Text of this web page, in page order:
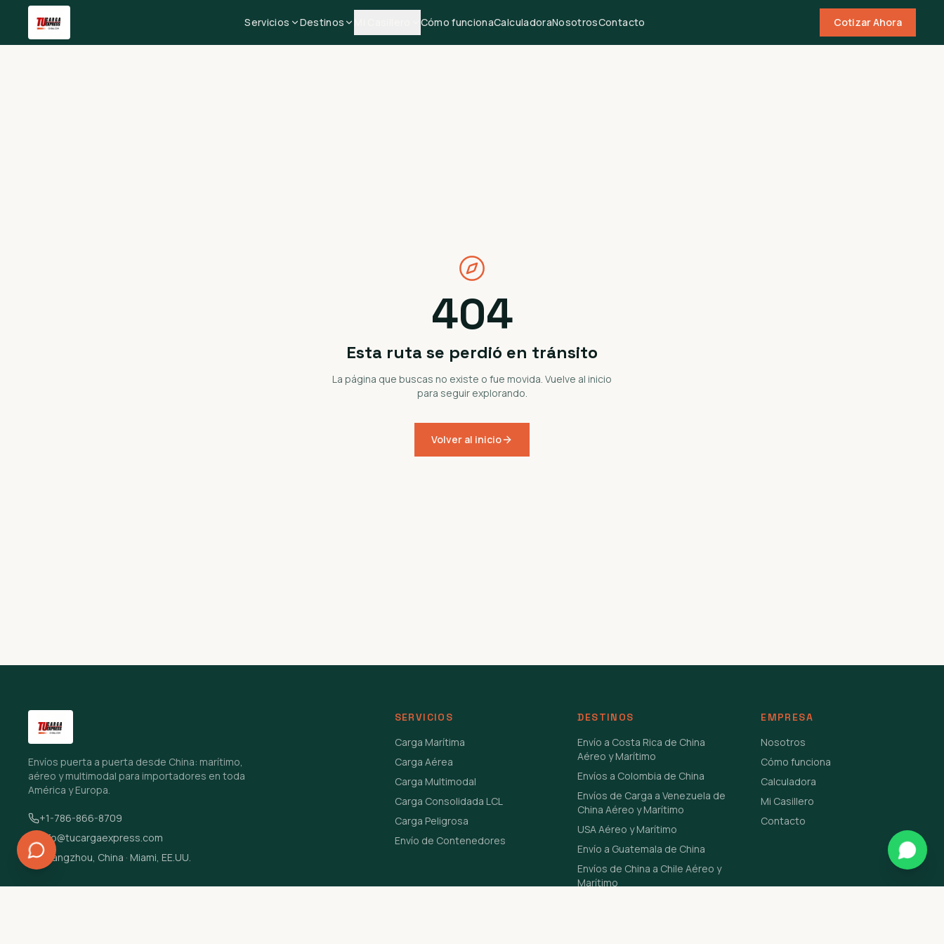
Servicios Destinos Cómo funcionaCalculadoraNosotrosContacto Cotizar Ahora
404
Esta ruta se perdió en tránsito
La página que buscas no existe o fue movida. Vuelve al inicio
para seguir explorando.
Volver al inicio
Envíos puerta a puerta desde China: marítimo,
aéreo y multimodal para importadores en toda
América y Europa.
+1-786-866-8709
info@tucargaexpress.com
Guangzhou, China · Miami, EE.UU.
SERVICIOS
Carga Marítima
Carga Aérea
Carga Multimodal
Carga Consolidada LCL
Carga Peligrosa
Envío de Contenedores
DESTINOS
Envío a Costa Rica de China
Aéreo y Marítimo
Envíos a Colombia de China
Envíos de Carga a Venezuela de
China Aéreo y Marítimo
USA Aéreo y Marítimo
Envío a Guatemala de China
Envíos de China a Chile Aéreo y
Marítimo
EMPRESA
Nosotros
Cómo funciona
Calculadora
Mi Casillero
Contacto